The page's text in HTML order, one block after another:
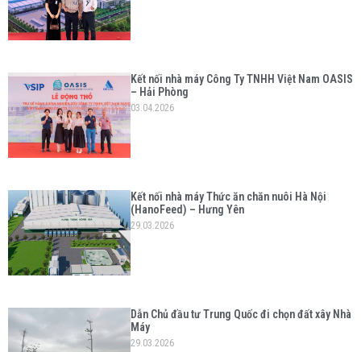
Kết nối nhà máy Công Ty TNHH Việt Nam OASIS
– Hải Phòng
03.04.2026
Kết nối nhà máy Thức ăn chăn nuôi Hà Nội
(HanoFeed) – Hưng Yên
29.03.2026
Dẫn Chủ đầu tư Trung Quốc đi chọn đất xây Nhà
Máy
29.03.2026